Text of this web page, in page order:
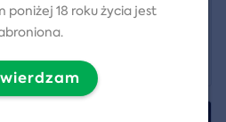
poniżej 18 roku życia jest